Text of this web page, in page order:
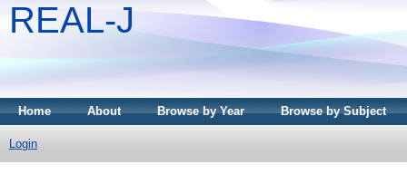
REAL-J
Home About Browse by Year Browse by Subject
Login